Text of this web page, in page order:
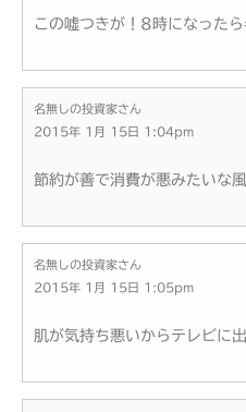
この嘘つきが！8時になった
名無しの投資家さん
2015年 1月 15日 1:04pm
節約が善で消費が悪みたいな
名無しの投資家さん
2015年 1月 15日 1:05pm
肌が気持ち悪いからテレビに